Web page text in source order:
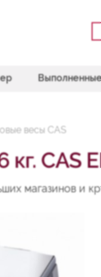
весы CAS
CAS
магазинов и